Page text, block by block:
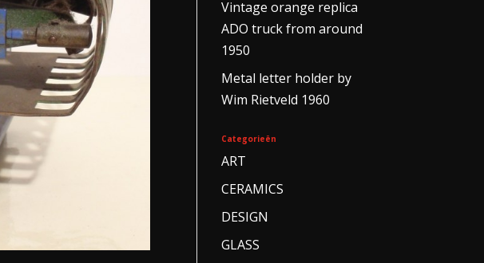
Vintage orange replica
ADO truck from around
1950
Metal letter holder by
Wim Rietveld 1960
Categorieën
ART
CERAMICS
DESIGN
GLASS